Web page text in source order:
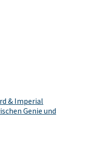
& Imperial
Genie und